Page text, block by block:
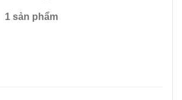
1 sản phẩm